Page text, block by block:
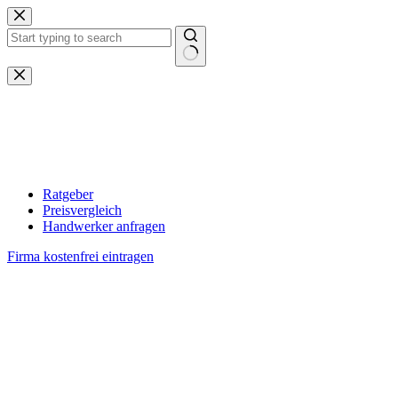
Zum
Inhalt
springen
Keine
Ergebnisse
Ratgeber
Preisvergleich
Handwerker anfragen
Firma kostenfrei eintragen